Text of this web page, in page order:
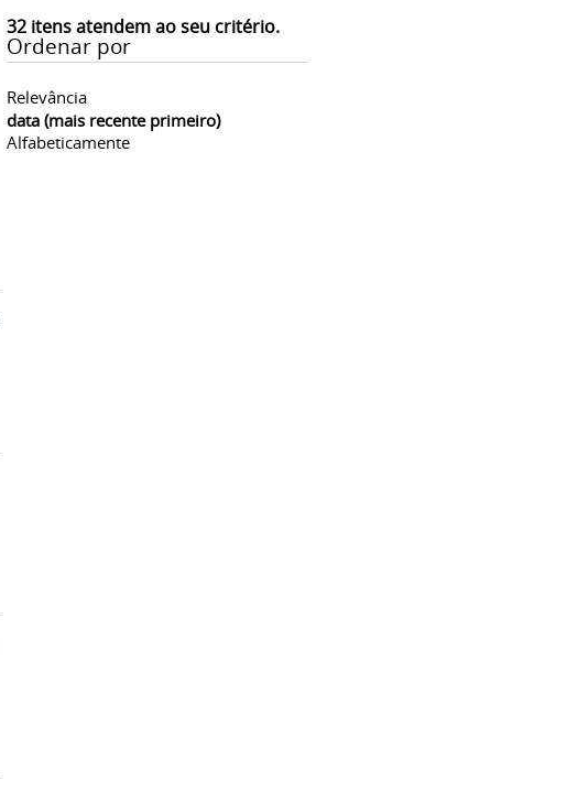
32itens atendem ao seu critério.
Ordenar por
Relevância
data (mais recente primeiro)
Alfabeticamente